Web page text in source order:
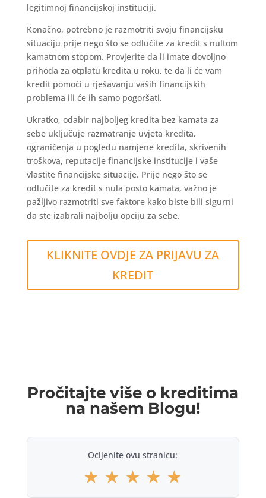
legitimnoj financijskoj instituciji.
Konačno, potrebno je razmotriti svoju financijsku
situaciju prije nego što se odlučite za kredit s nultom
kamatnom stopom. Provjerite da li imate dovoljno
prihoda za otplatu kredita u roku, te da li će vam
kredit pomoći u rješavanju vaših financijskih
problema ili će ih samo pogoršati.
Ukratko, odabir najboljeg kredita bez kamata za
sebe uključuje razmatranje uvjeta kredita,
ograničenja u pogledu namjene kredita, skrivenih
troškova, reputacije financijske institucije i vaše
vlastite financijske situacije. Prije nego što se
odlučite za kredit s nula posto kamata, važno je
pažljivo razmotriti sve faktore kako biste bili sigurni
da ste izabrali najbolju opciju za sebe.
KLIKNITE OVDJE ZA PRIJAVU ZA
KREDIT
Pročitajte više o kreditima
na našem Blogu!
Ocijenite ovu stranicu:
★ ★ ★ ★ ★